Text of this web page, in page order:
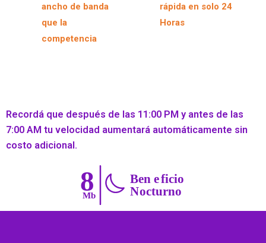
ancho de banda
que la
competencia
rápida en solo 24
Horas
Recordá que después de las 11:00 PM y antes de las
7:00 AM tu velocidad aumentará automáticamente sin
costo adicional.